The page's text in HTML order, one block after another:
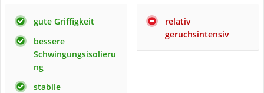
gute Griffigkeit
bessere
Schwingungsisolieru
ng
stabile
relativ
geruchsintensiv